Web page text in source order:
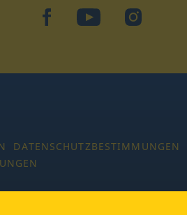
facebookYouTubeInstagram
DATENSCHUTZBESTIMMUNGEN